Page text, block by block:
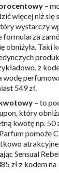
–
więcej niż się
wystarczy
formularza
obniżyła. Taki
z
wodę
549 zł.
– to
który
kwotę np. 50
pomoże
Sensual
zł z kodem na